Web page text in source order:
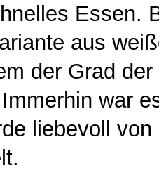
Essen.
aus
der Grad
war
liebevoll